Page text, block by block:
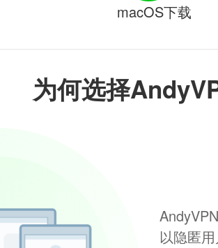
为何选择
以隐匿
macOS下载